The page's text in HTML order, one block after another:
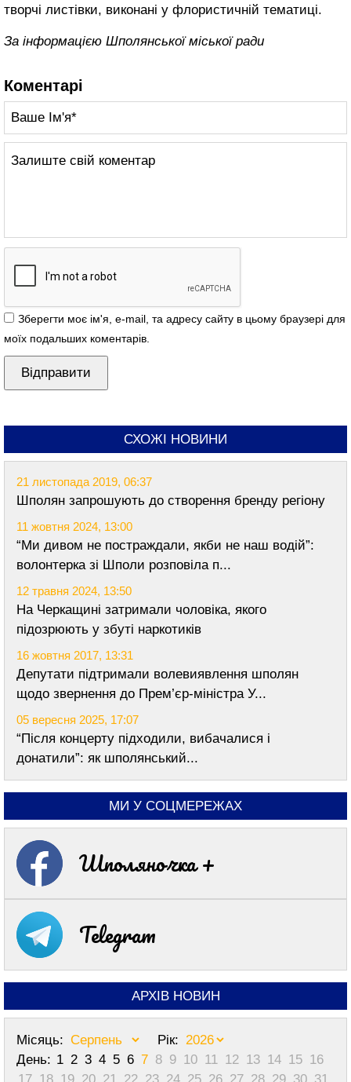
творчі листівки, виконані у флористичній тематиці.
За інформацією Шполянської міської ради
Коментарі
Зберегти моє ім'я, e-mail, та адресу сайту в цьому браузері для
моїх подальших коментарів.
СХОЖІ НОВИНИ
21 листопада 2019, 06:37
Шполян запрошують до створення бренду регіону
11 жовтня 2024, 13:00
“Ми дивом не постраждали, якби не наш водій”:
волонтерка зі Шполи розповіла п...
12 травня 2024, 13:50
На Черкащині затримали чоловіка, якого
підозрюють у збуті наркотиків
16 жовтня 2017, 13:31
Депутати підтримали волевиявлення шполян
щодо звернення до Прем’єр-міністра У...
05 вересня 2025, 17:07
“Після концерту підходили, вибачалися і
донатили”: як шполянський...
МИ У СОЦМЕРЕЖАХ
Шполяночка +
Telegram
АРХІВ НОВИН
Місяць:
Рік:
День: 1 2 3 4 5 6 7 8 9 10 11 12 13 14 15 16